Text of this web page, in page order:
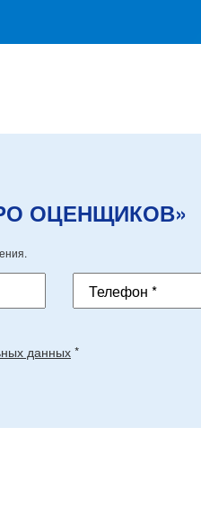
ОЦЕНЩИКОВ»
Телефон *
данных *